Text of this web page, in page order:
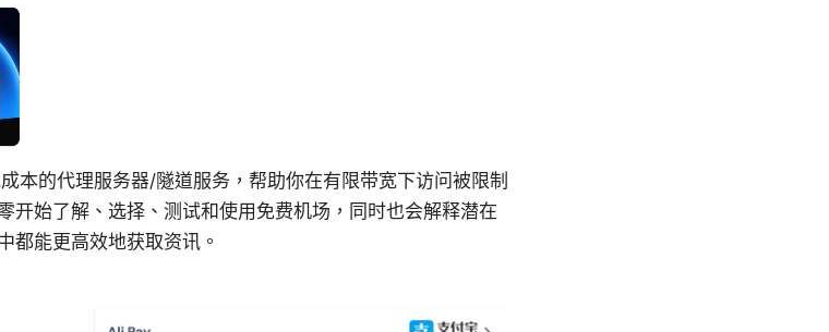
本的代理服务器/隧道服务，帮助你在有限带宽下访问被限制
开始了解、选择、测试和使用免费机场，同时也会解释潜在
都能更高效地获取资讯。